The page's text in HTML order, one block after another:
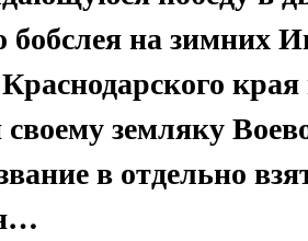
бобслея на зимних
земляку
в отдельно